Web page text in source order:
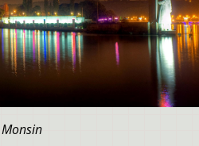
Monsin